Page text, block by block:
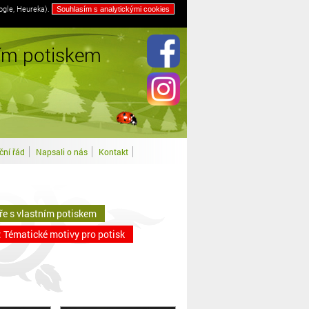
potiskem
Grafické práce & Webdesign
Heureka). Souhlasím s analytickými cookies
řád Napsali o nás Kontakt
s vlastním potiskem
Tématické motivy pro potisk